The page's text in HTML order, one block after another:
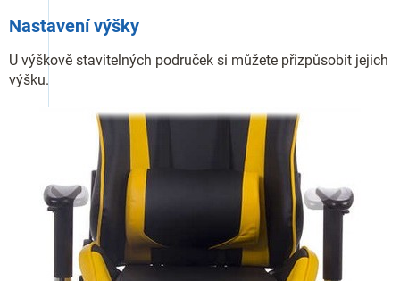
Nastavení výšky
U výškově stavitelných područek si můžete přizpůsobit jejich
výšku.